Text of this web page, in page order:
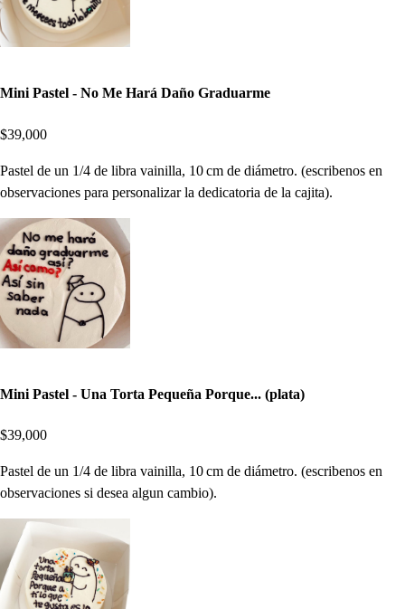
Mini Pastel - No Me Hará Daño Graduarme
$39,000
Pastel de un 1/4 de libra vainilla, 10 cm de diámetro. (escribenos en
observaciones para personalizar la dedicatoria de la cajita).
Mini Pastel - Una Torta Pequeña Porque... (plata)
$39,000
Pastel de un 1/4 de libra vainilla, 10 cm de diámetro. (escribenos en
observaciones si desea algun cambio).